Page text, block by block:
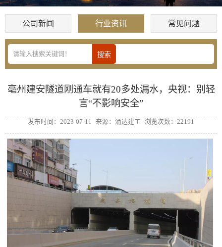
公司新闻 行业资讯 常见问题
亳州建安隧道刚通车就有20多处漏水，央视：别轻
言“不影响安全”
发布时间：2023-07-11 来源：涌达建工 浏览次数：22191